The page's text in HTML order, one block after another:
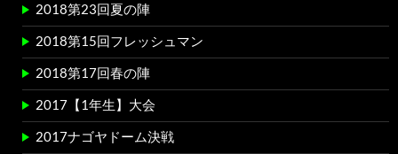
2018第23回夏の陣
2018第15回フレッシュマン
2018第17回春の陣
2017【1年生】大会
2017ナゴヤドーム決戦